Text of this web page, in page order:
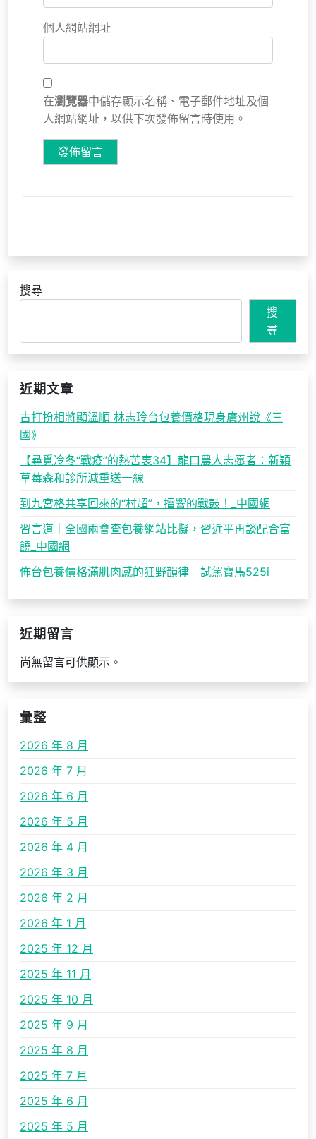
個人網站網址
在瀏覽器中儲存顯示名稱、電子郵件地址及個
人網站網址，以供下次發佈留言時使用。
搜尋
搜
尋
近期文章
古打扮相將顯溫順 林志玲台包養價格現身廣州說《三
國》
【尋覓冷冬“戰疫”的熱苦衷34】龍口農人志愿者：新穎
草莓森和診所減重送一線
到九宮格共享回來的“村超”，擂響的戰鼓！_中國網
習言道｜全國兩會查包養網站比擬，習近平再談配合富
饒_中國網
佈台包養價格滿肌肉感的狂野韻律 試駕寶馬525i
近期留言
尚無留言可供顯示。
彙整
2026 年 8 月
2026 年 7 月
2026 年 6 月
2026 年 5 月
2026 年 4 月
2026 年 3 月
2026 年 2 月
2026 年 1 月
2025 年 12 月
2025 年 11 月
2025 年 10 月
2025 年 9 月
2025 年 8 月
2025 年 7 月
2025 年 6 月
2025 年 5 月